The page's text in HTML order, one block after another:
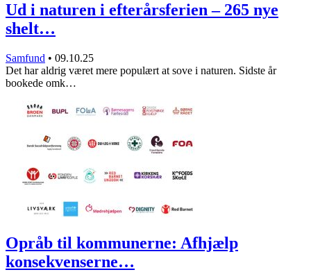
Ud i naturen i efterårsferien – 265 nye
shelt…
Samfund • 09.10.25
Det har aldrig været mere populært at sove i naturen. Sidste år
bookede omk…
Opråb til kommunerne: Afhjælp
konsekvenserne…